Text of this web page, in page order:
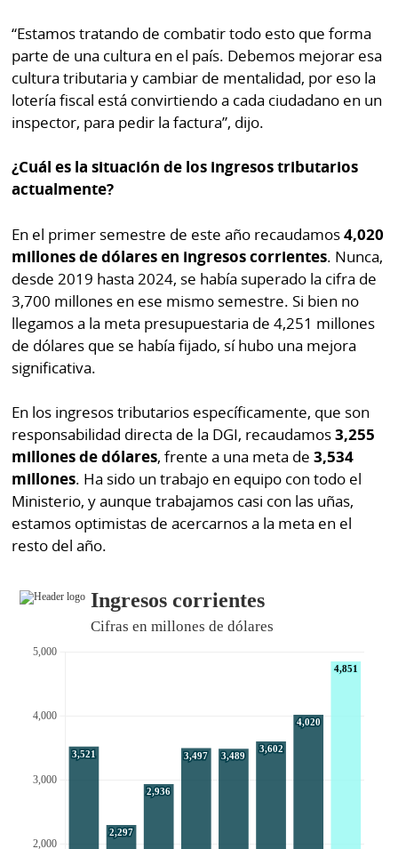
“Estamos tratando de combatir todo esto que forma
parte de una cultura en el país. Debemos mejorar esa
cultura tributaria y cambiar de mentalidad, por eso la
lotería fiscal está convirtiendo a cada ciudadano en un
inspector, para pedir la factura”, dijo.
¿Cuál es la situación de los ingresos tributarios
actualmente?
En el primer semestre de este año recaudamos4,020
millones de dólares en ingresos corrientes. Nunca,
desde 2019 hasta 2024, se había superado la cifra de
3,700 millones en ese mismo semestre. Si bien no
llegamos a la meta presupuestaria de 4,251 millones
de dólares que se había fijado, sí hubo una mejora
significativa.
En los ingresos tributarios específicamente, que son
responsabilidad directa de la DGI, recaudamos3,255
millones de dólares, frente a una meta de3,534
millones. Ha sido un trabajo en equipo con todo el
Ministerio, y aunque trabajamos casi con las uñas,
estamos optimistas de acercarnos a la meta en el
resto del año.